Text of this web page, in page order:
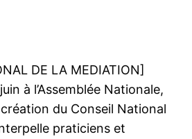
DE LA MEDIATION]
à l’Assemblée Nationale,
du Conseil National
praticiens et